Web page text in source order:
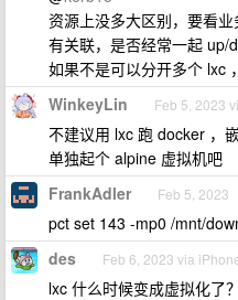
资源上没多大区别，要看
有关联，是否经常一起 up/
如果不是可以分开多个 lxc
WinkeyLin Feb 5, 2023
不建议用 lxc 跑 docker ，
单独起个 alpine 虚拟机吧
FrankAdler Feb 5, 2023
pct set 143 -mp0 /mnt/
des Feb 6, 2023 via
lxc 什么时候变成虚拟化了？